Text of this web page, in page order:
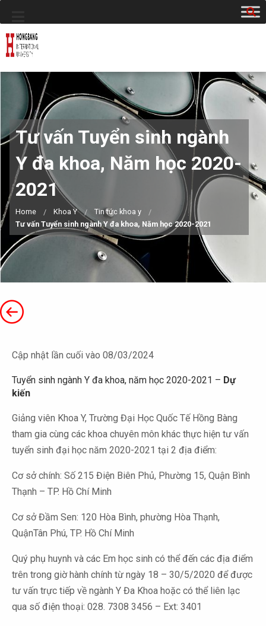
Tư vấn Tuyển sinh ngành
Y đa khoa, Năm học 2020-
2021
Home Khoa Y
Tin tức khoa y
Tư vấn Tuyển sinh ngành Y đa khoa, Năm học 2020-2021
Cập nhật lần cuối vào 08/03/2024
Tuyển sinh ngành Y đa khoa, năm học 2020-2021 – Dự
kiến
Giảng viên Khoa Y, Trường Đại Học Quốc Tế Hồng Bàng
tham gia cùng các khoa chuyên môn khác thực hiện tư vấn
tuyển sinh đại học năm 2020-2021 tại 2 địa điểm:
Cơ sở chính: Số 215 Điện Biên Phủ, Phường 15, Quận Bình
Thạnh – TP. Hồ Chí Minh
Cơ sở Đầm Sen: 120 Hòa Bình, phường Hòa Thạnh,
QuậnTân Phú, TP. Hồ Chí Minh
Quý phụ huynh và các Em học sinh có thể đến các địa điểm
trên trong giờ hành chính từ ngày 18 – 30/5/2020 để được
tư vấn trực tiếp về ngành Y Đa Khoa hoặc có thể liên lạc
qua số điện thoại: 028. 7308 3456 – Ext: 3401